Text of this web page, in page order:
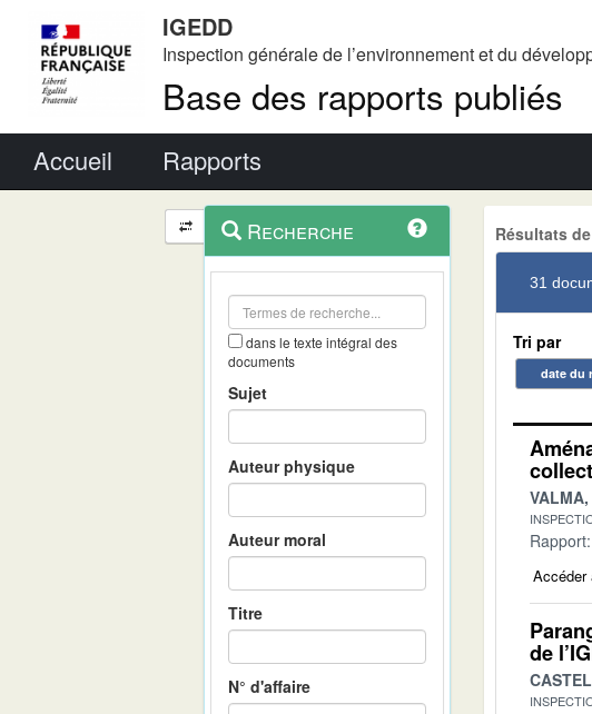
IGEDD
Inspection générale de l’environnement et du
Base des rapports publiés
Accueil Rapports
Navigation
et
outils
contextuel
Recherche
dans le texte intégral des
documents
Sujet
Auteur physique
Auteur moral
Titre
N° d'affaire
Résultats
31
Tri par
date du
Accéder
de